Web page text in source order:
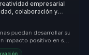
empresarial
colaboración y
puedan desarrollar su
impacto positivo en sus